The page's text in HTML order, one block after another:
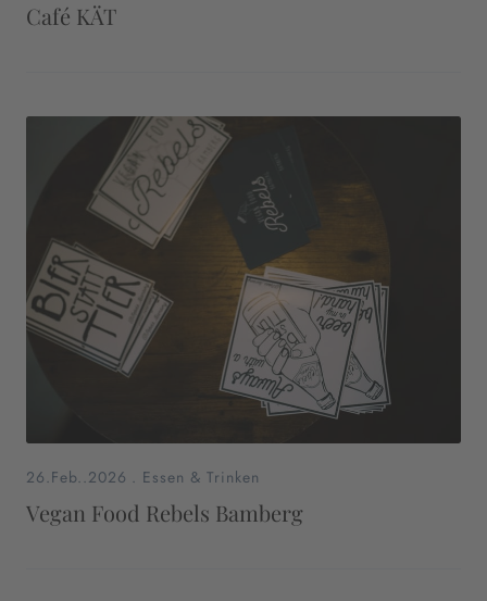
Café KÄT
26.Feb..2026 . Essen & Trinken
Vegan Food Rebels Bamberg